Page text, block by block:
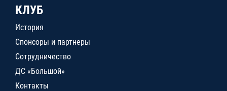
КЛУБ
История
Спонсоры и партнеры
Сотрудничество
ДС «Большой»
Контакты